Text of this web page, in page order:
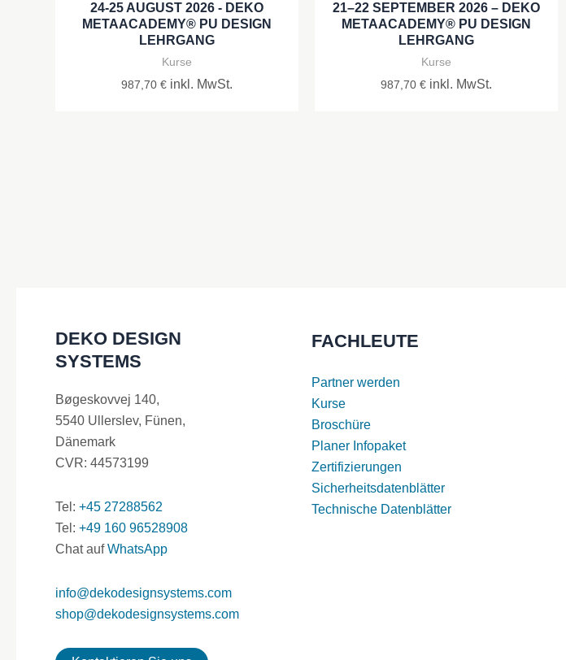
24-25 AUGUST 2026 - DEKO
METAACADEMY® PU DESIGN
LEHRGANG
Kurse
987,70 € inkl. MwSt.
21–22 SEPTEMBER 2026 – DEKO
METAACADEMY® PU DESIGN
LEHRGANG
Kurse
987,70 € inkl. MwSt.
DEKO DESIGN
SYSTEMS
Bøgeskovvej 140,
5540 Ullerslev, Fünen,
Dänemark
CVR: 44573199
Tel: +45 27288562
Tel: +49 160 96528908
Chat aufWhatsApp
info@dekodesignsystems.com
shop@dekodesignsystems.com
FACHLEUTE
Partner werden
Kurse
Broschüre
Planer Infopaket
Zertifizierungen
Sicherheitsdatenblätter
Technische Datenblätter